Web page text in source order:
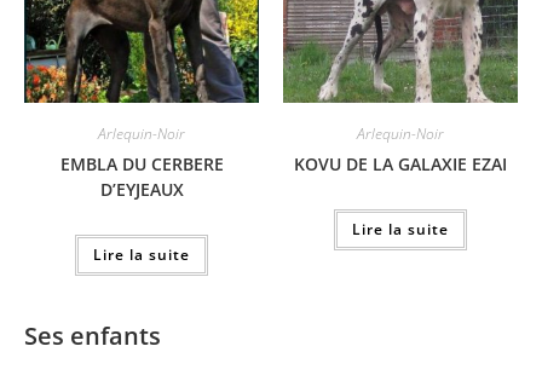
Arlequin-Noir
EMBLA DU CERBERE
D’EYJEAUX
Lire la suite
Arlequin-Noir
KOVU DE LA GALAXIE EZAI
Lire la suite
Ses enfants